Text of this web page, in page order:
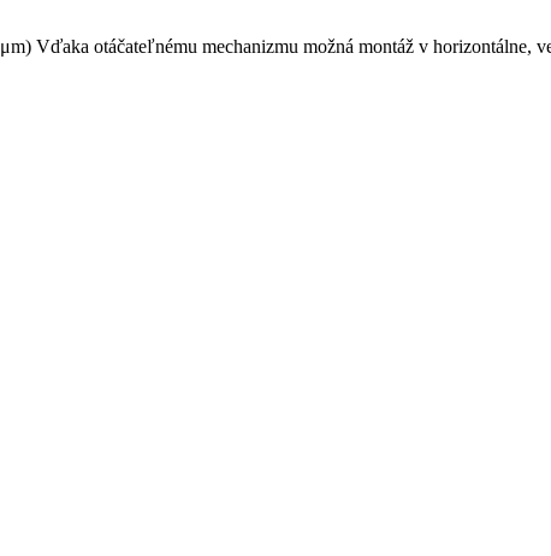
μm) Vďaka otáčateľnému mechanizmu možná montáž v horizontálne,